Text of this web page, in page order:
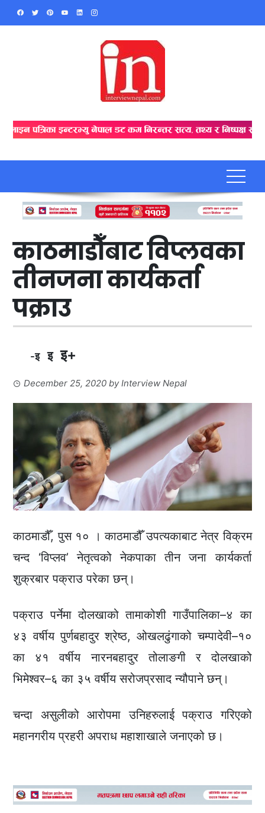
Skip
काठमाडौँबाट विप्लवका
तीनजना कार्यकर्ता
पक्राउ
-इ इ इ+
December 25, 2020 byInterview Nepal
काठमाडौँ, पुस १० । काठमाडौँ उपत्यकाबाट नेत्र विक्रम
चन्द ‘विप्लव’ नेतृत्वको नेकपाका तीन जना कार्यकर्ता
शुक्रबार पक्राउ परेका छन्।
पक्राउ पर्नेमा दोलखाको तामाकोशी गाउँपालिका–४ का
४३ वर्षीय पुर्णबहादुर श्रेष्ठ, ओखलढुंगाको चम्पादेवी–१०
का ४१ वर्षीय नारनबहादुर तोलाङगी र दोलखाको
भिमेश्वर–६ का ३५ वर्षीय सरोजप्रसाद न्यौपाने छन्।
चन्दा असुलीको आरोपमा उनिहरुलाई पक्राउ गरिएको
महानगरीय प्रहरी अपराध महाशाखाले जनाएको छ।